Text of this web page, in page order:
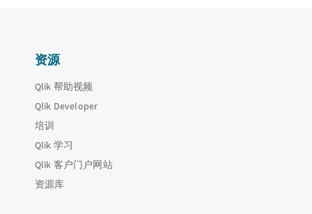
资源
Qlik 帮助视频
Qlik Developer
培训
Qlik 学习
Qlik 客户门户网站
资源库